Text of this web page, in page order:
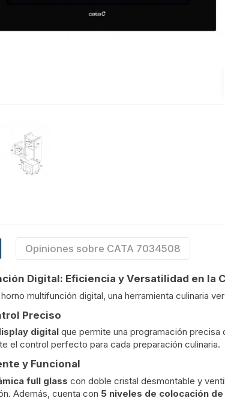
Opiniones sobre CATA 7034508
Digital: Eficiencia y Versatilidad en la
multifunción digital, una herramienta culinaria
Preciso
digital que permite una programación
el control perfecto para cada preparación culinaria.
y Funcional
full glass con doble cristal desmontable y
Además, cuenta con 5 niveles de colocación